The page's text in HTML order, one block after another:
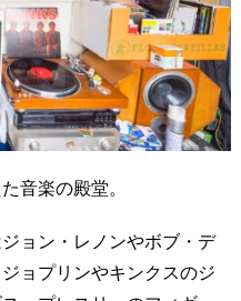
音楽の殿堂。
ョン・レノンやボブ・デ
ョプリンやキンクスのジ